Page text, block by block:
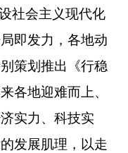
社会主义现代化
即发力，各地动
策划推出《行稳
各地迎难而上、
实力、科技实
发展肌理，以走